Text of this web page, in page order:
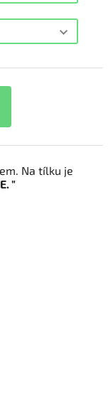
Na tílku je
"